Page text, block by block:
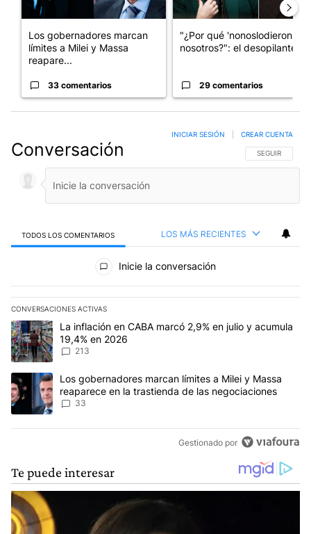
Los gobernadores marcan
límites a Milei y Massa
reapare...
33 comentarios
"¿Por qué 'nonoslodieron' a
nosotros?": el desopilante ...
29 comentarios
Conversación SIGA ESTA
SEGUIR
INICIAR SESIÓN CREAR CUENTA
TODOS LOS COMENTARIOS LOS MÁS RECIENTES
Todos los comentarios
Inicie la conversación
CONVERSACIONES ACTIVAS
Este listado muestra los artículos con más comentarios en los
Un artículo de tendencia con el título "La inflación en CABA
La inflación en CABA marcó 2,9% en julio y acumula
19,4% en 2026
213
Un artículo de tendencia con el título "Los gobernadores
Los gobernadores marcan límites a Milei y Massa
reaparece en la trastienda de las negociaciones
33
Gestionado por